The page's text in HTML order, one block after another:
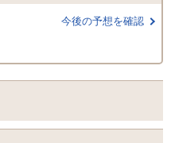
今後の予想を確認